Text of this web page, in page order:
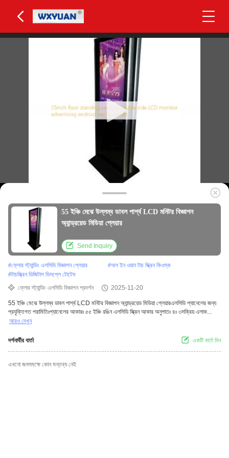
55 ইঞ্চি মেঝে উল্লম্ব ডাবল পার্শ্ব LCD মনিটর বিজ্ঞাপন
অ্যান্ড্রয়েড মিডিয়া প্লেয়ার
Send Inquiry
#ফ্লোর স্ট্যান্ডিং এলসিডি বিজ্ঞাপন প্লেয়ার #অল ইন ওয়ান টাচ স্ক্রিন কিওস্ক
#টাচস্ক্রিন ডিজিটাল ডিসপ্লে টোটেম
ফ্লোর স্ট্যান্ডিং এলসিডি বিজ্ঞাপন প্রদর্শন
2025-11-20
55 ইঞ্চি মেঝে উল্লম্ব ডাবল পার্শ্ব LCD মনিটর বিজ্ঞাপন অ্যান্ড্রয়েড মিডিয়া প্লেয়ারএলসিডি প্যানেলের জন্য
প্রযুক্তিগত পরামিতিঃপ্যানেলের আকারঃ ৫৫ ইঞ্চি রঙিন এলসিডি স্ক্রিন আকার অনুপাতঃ ৪ঃ ৩সক্রিয় এলাক...
আরও দেখুন
দর্শনার্থীর বার্তা একটি বার্তা দিন
এখনো জনসমক্ষে কোন মন্তব্য নেই